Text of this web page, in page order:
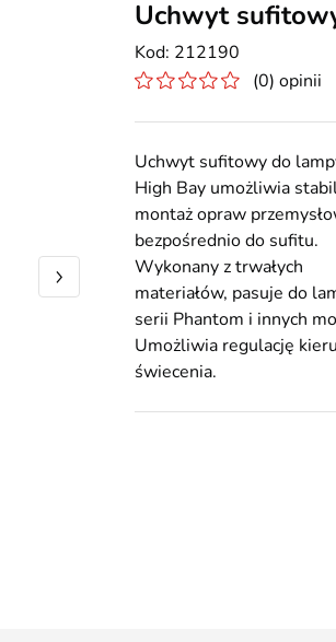
Uchwyt
212190
(0) opinii
Uchwyt sufitowy do
High Bay umożliwia
montaż opraw
bezpośrednio do sufitu.
Wykonany z trwałych
materiałów, pasuje do
serii Phantom i innych
Umożliwia regulację
świecenia.